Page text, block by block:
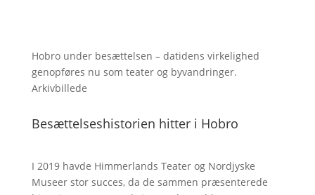
Hobro under besættelsen – datidens virkelighed
genopføres nu som teater og byvandringer.
Arkivbillede
Besættelseshistorien hitter i Hobro
I 2019 havde Himmerlands Teater og Nordjyske
Museer stor succes, da de sammen præsenterede